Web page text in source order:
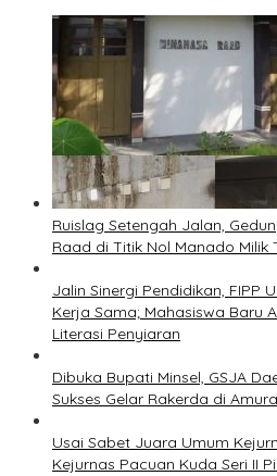
Ruislag Setengah Jalan,
Raad di Titik Nol Manado Milik
Jalin Sinergi Pendidikan, FIPP
Kerja Sama; Mahasiswa Baru
Literasi Penyiaran
Dibuka Bupati Minsel, GSJA
Sukses Gelar Rakerda di
Usai Sabet Juara Umum
Kejurnas Pacuan Kuda Seri II